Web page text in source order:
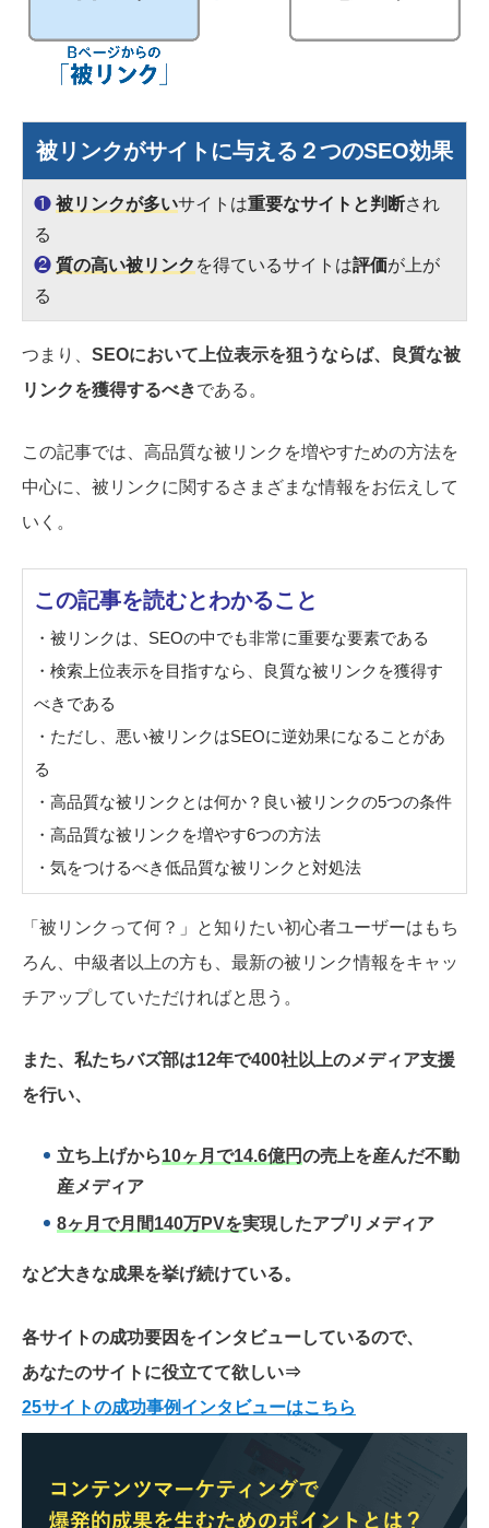
被リンクがサイトに与える２つのSEO効果
❶ 被リンクが多いサイトは重要なサイトと判断され
る
❷ 質の高い被リンク を得ているサイトは評価が上が
る
つまり、 SEOにおいて上位表示を狙うならば、良質な被
リンクを獲得するべきである。
この記事では、高品質な被リンクを増やすための方法を
中心に、被リンクに関するさまざまな情報をお伝えして
いく。
この記事を読むとわかること
・被リンクは、SEOの中でも非常に重要な要素である
・検索上位表示を目指すなら、良質な被リンクを獲得す
べきである
・ただし、悪い被リンクはSEOに逆効果になることがあ
る
・高品質な被リンクとは何か？良い被リンクの5つの条件
・高品質な被リンクを増やす6つの方法
・気をつけるべき低品質な被リンクと対処法
「被リンクって何？」と知りたい初心者ユーザーはもち
ろん、中級者以上の方も、最新の被リンク情報をキャッ
チアップしていただければと思う。
また、私たちバズ部は12年で400社以上のメディア支援
を行い、
立ち上げから10ヶ月で14.6億円の売上を産んだ不動
産メディア
8ヶ月で月間140万PVを実現したアプリメディア
など大きな成果を挙げ続けている。
各サイトの成功要因をインタビューしているので、
あなたのサイトに役立てて欲しい⇒
25サイトの成功事例インタビューはこちら